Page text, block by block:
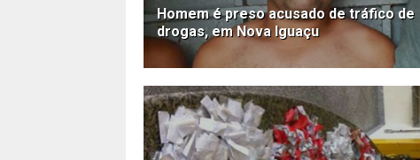
Homem é preso acusado de tráfico de
drogas, em Nova Iguaçu